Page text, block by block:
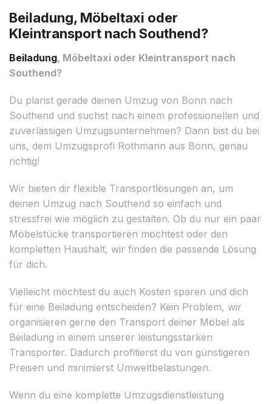
Beiladung, Möbeltaxi oder
Kleintransport nach Southend?
Beiladung, Möbeltaxi oder Kleintransport nach
Southend?
Du planst gerade deinen Umzug von Bonn nach
Southend und suchst nach einem professionellen und
zuverlässigen Umzugsunternehmen? Dann bist du bei
uns, dem Umzugsprofi Rothmann aus Bonn, genau
richtig!
Wir bieten dir flexible Transportlösungen an, um
deinen Umzug nach Southend so einfach und
stressfrei wie möglich zu gestalten. Ob du nur ein paar
Möbelstücke transportieren möchtest oder den
kompletten Haushalt, wir finden die passende Lösung
für dich.
Vielleicht möchtest du auch Kosten sparen und dich
für eine Beiladung entscheiden? Kein Problem, wir
organisieren gerne den Transport deiner Möbel als
Beiladung in einem unserer leistungsstarken
Transporter. Dadurch profitierst du von günstigeren
Preisen und minimierst Umweltbelastungen.
Wenn du eine komplette Umzugsdienstleistung